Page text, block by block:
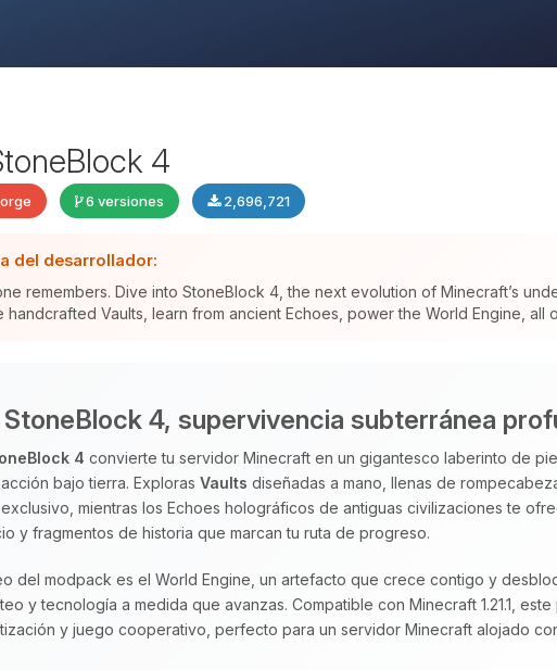
4
6 versiones 2,696,721
del desarrollador:
remembers. Dive into StoneBlock 4, the next evolution of Minecraft’s
handcrafted Vaults, learn from ancient Echoes, power the World Engine, all on
StoneBlock 4, supervivencia subterránea
4 convierte tu servidor Minecraft en un gigantesco laberinto de
bajo tierra. Exploras Vaults diseñadas a mano, llenas de
mientras los Echoes holográficos de antiguas civilizaciones te
y fragmentos de historia que marcan tu ruta de progreso.
del modpack es el World Engine, un artefacto que crece contigo y
y tecnología a medida que avanzas. Compatible con Minecraft 1.21.1, este
y juego cooperativo, perfecto para un servidor Minecraft alojado